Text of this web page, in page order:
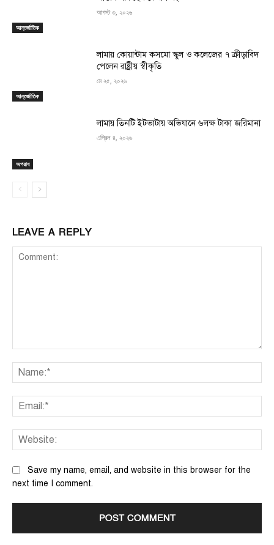
আন্তর্জাতিক
আগস্ট ৩, ২০২৬
আন্তর্জাতিক
লামায় কোয়ান্টাম কসমো স্কুল ও কলেজের ৭ ক্রীড়াবিদ
পেলেন রাষ্ট্রীয় স্বীকৃতি
মে ২৫, ২০২৬
অপরাধ
লামায় তিনটি ইটভাটায় অভিযানে ৬লক্ষ টাকা জরিমানা
এপ্রিল ৪, ২০২৬
LEAVE A REPLY
Save my name, email, and website in this browser for the
next time I comment.